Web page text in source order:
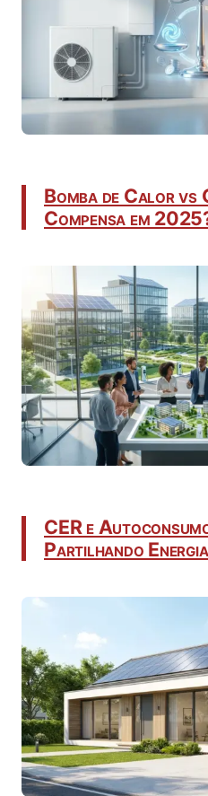
Bomba de Calor vs
Compensa em
CER e
Partilhando Energia